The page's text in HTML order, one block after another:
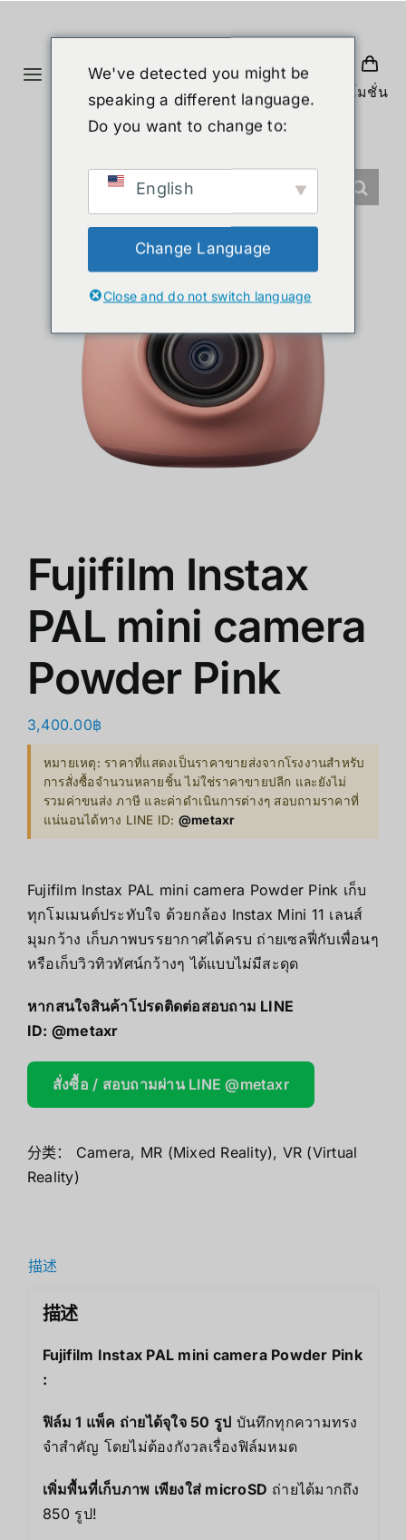
Toggle
Navigation
โปรโมชั่น
Fujifilm Instax
PAL mini camera
Powder Pink
3,400.00฿
หมายเหตุ: ราคาที่แสดงเป็นราคาขายส่งจากโรงงานสำหรับ
การสั่งซื้อจำนวนหลายชิ้น ไม่ใช่ราคาขายปลีก และยังไม่
รวมค่าขนส่ง ภาษี และค่าดำเนินการต่างๆ สอบถามราคาที่
แน่นอนได้ทาง LINE ID: @metaxr
Fujifilm Instax PAL mini camera Powder Pink เก็บ
ทุกโมเมนต์ประทับใจ ด้วยกล้อง Instax Mini 11 เลนส์
มุมกว้าง เก็บภาพบรรยากาศได้ครบ ถ่ายเซลฟี่กับเพื่อนๆ
หรือเก็บวิวทิวทัศน์กว้างๆ ได้แบบไม่มีสะดุด
หากสนใจสินค้าโปรดติดต่อสอบถาม LINE
ID: @metaxr
สั่งซื้อ / สอบถามผ่าน LINE @metaxr
分类： Camera, MR (Mixed Reality), VR (Virtual
Reality)
描述
描述
Fujifilm Instax PAL mini camera Powder Pink
:
ฟิล์ม 1 แพ็ค ถ่ายได้จุใจ 50 รูป บันทึกทุกความทรง
จำสำคัญ โดยไม่ต้องกังวลเรื่องฟิล์มหมด
เพิ่มพื้นที่เก็บภาพ เพียงใส่ microSD ถ่ายได้มากถึง
850 รูป!
We've detected you might be
speaking a different language.
Do you want to change to:
English
Change Language
Close and do not switch language